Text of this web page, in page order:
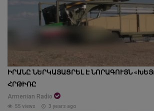
ԻՐԱՆԸ ՆԵՐԿԱՅԱՑՐԵԼ Է ՆՈՐԱԳՈՒՅՆ
ՀՐԹԻՌԸ
Armenian Radio
55 views 3 years ago